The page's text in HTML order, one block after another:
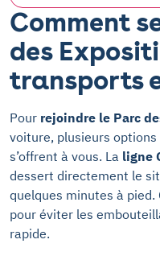
Comment
des
transports
Pour rejoindre le Parc
voiture, plusieurs options
s’offrent à vous. La ligne
dessert directement le
quelques minutes à
pour éviter les
rapide.